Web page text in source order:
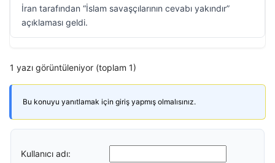
İran tarafından “İslam savaşçılarının cevabı yakındır”
açıklaması geldi.
1 yazı görüntüleniyor (toplam 1)
Bu konuyu yanıtlamak için giriş yapmış olmalısınız.
Kullanıcı adı: